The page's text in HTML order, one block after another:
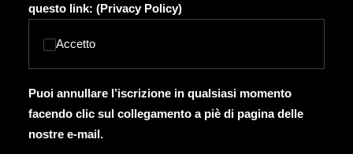
questo link: (Privacy Policy)
Accetto
Puoi annullare l’iscrizione in qualsiasi momento
facendo clic sul collegamento a piè di pagina delle
nostre e-mail.